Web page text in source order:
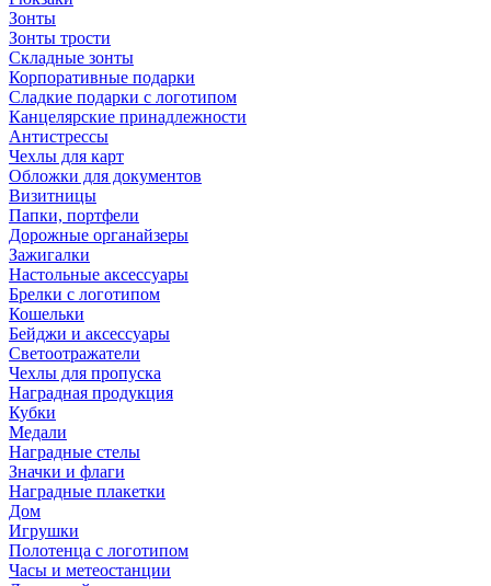
Зонты
Зонты трости
Складные зонты
Корпоративные подарки
Сладкие подарки с логотипом
Канцелярские принадлежности
Антистрессы
Чехлы для карт
Обложки для документов
Визитницы
Папки, портфели
Дорожные органайзеры
Зажигалки
Настольные аксессуары
Брелки с логотипом
Кошельки
Бейджи и аксессуары
Светоотражатели
Чехлы для пропуска
Наградная продукция
Кубки
Медали
Наградные стелы
Значки и флаги
Наградные плакетки
Дом
Игрушки
Полотенца с логотипом
Часы и метеостанции